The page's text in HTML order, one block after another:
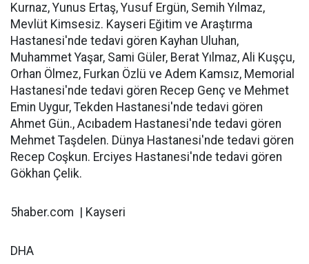
Kurnaz, Yunus Ertaş, Yusuf Ergün, Semih Yılmaz,
Mevlüt Kimsesiz. Kayseri Eğitim ve Araştırma
Hastanesi'nde tedavi gören Kayhan Uluhan,
Muhammet Yaşar, Sami Güler, Berat Yılmaz, Ali Kuşçu,
Orhan Ölmez, Furkan Özlü ve Adem Kamsız, Memorial
Hastanesi'nde tedavi gören Recep Genç ve Mehmet
Emin Uygur, Tekden Hastanesi'nde tedavi gören
Ahmet Gün., Acıbadem Hastanesi'nde tedavi gören
Mehmet Taşdelen. Dünya Hastanesi'nde tedavi gören
Recep Coşkun. Erciyes Hastanesi'nde tedavi gören
Gökhan Çelik.
5haber.com | Kayseri
DHA